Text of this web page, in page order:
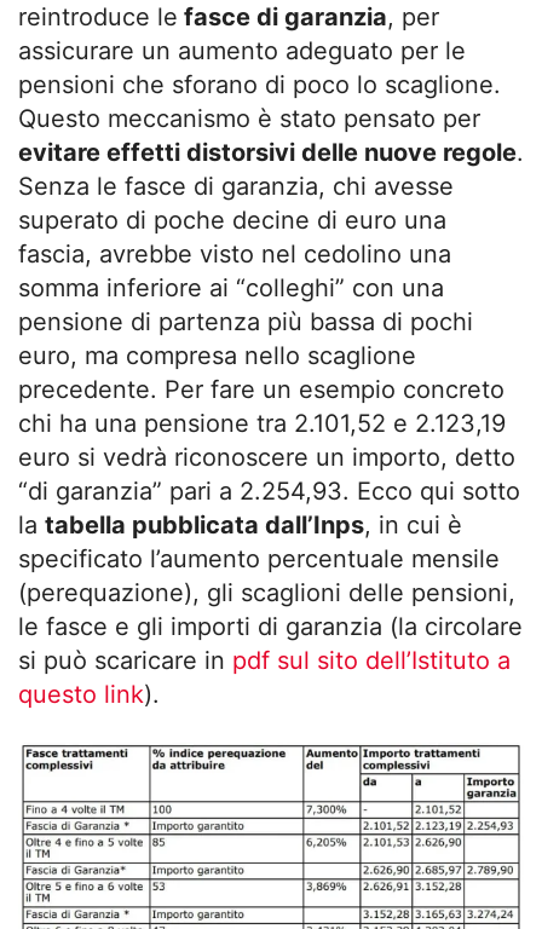
reintroduce le fasce di garanzia, per
assicurare un aumento adeguato per le
pensioni che sforano di poco lo scaglione.
Questo meccanismo è stato pensato per
evitare effetti distorsivi delle nuove regole.
Senza le fasce di garanzia, chi avesse
superato di poche decine di euro una
fascia, avrebbe visto nel cedolino una
somma inferiore ai “colleghi” con una
pensione di partenza più bassa di pochi
euro, ma compresa nello scaglione
precedente. Per fare un esempio concreto
chi ha una pensione tra 2.101,52 e 2.123,19
euro si vedrà riconoscere un importo, detto
“di garanzia” pari a 2.254,93. Ecco qui sotto
la tabella pubblicata dall’Inps, in cui è
specificato l’aumento percentuale mensile
(perequazione), gli scaglioni delle pensioni,
le fasce e gli importi di garanzia (la circolare
si può scaricare in pdf sul sito dell’Istituto a
questo link).